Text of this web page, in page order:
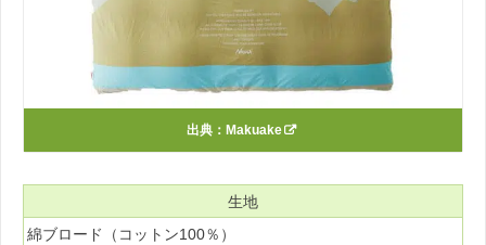
出典： Makuake
生地
綿ブロード（コットン100％）